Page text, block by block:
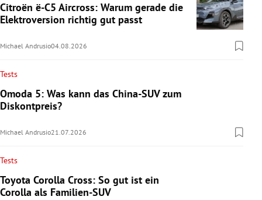
Citroën ë-C5 Aircross: Warum gerade die
Elektroversion richtig gut passt
Michael Andrusio04.08.2026
Tests
Omoda 5: Was kann das China-SUV zum
Diskontpreis?
Michael Andrusio21.07.2026
Tests
Toyota Corolla Cross: So gut ist ein
Corolla als Familien-SUV